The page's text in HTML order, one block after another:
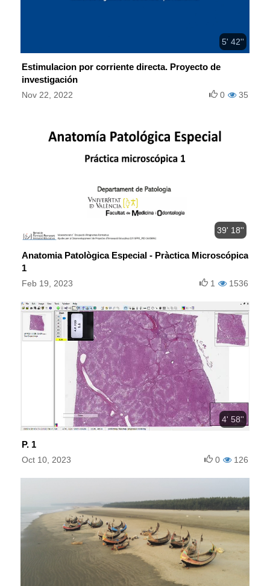
5' 42''
Estimulacion por corriente directa. Proyecto de
investigación
Nov 22, 2022 35
0
39' 18''
Anatomia Patològica Especial - Pràctica Microscópica
1
Feb 19, 2023 1536
1
4' 58''
P. 1
Oct 10, 2023 126
0